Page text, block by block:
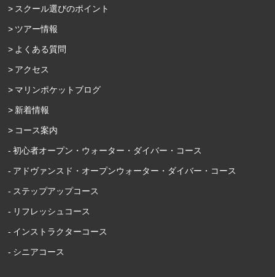
スクール選びのポイント
ツアー情報
よくある質問
アクセス
マリンポケットブログ
新着情報
コース案内
初心者オープン・ウォーター・ダイバー・コース
アドヴァンスド・オープンウォーター・ダイバー・コース
ステップアップコース
リフレッシュコース
インストラクターコース
シニアコース